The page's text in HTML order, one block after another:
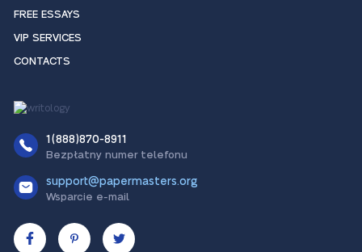
FREE ESSAYS
VIP SERVICES
CONTACTS
1(888)870-8911
Bezpłatny numer telefonu
support@papermasters.org
Wsparcie e-mail